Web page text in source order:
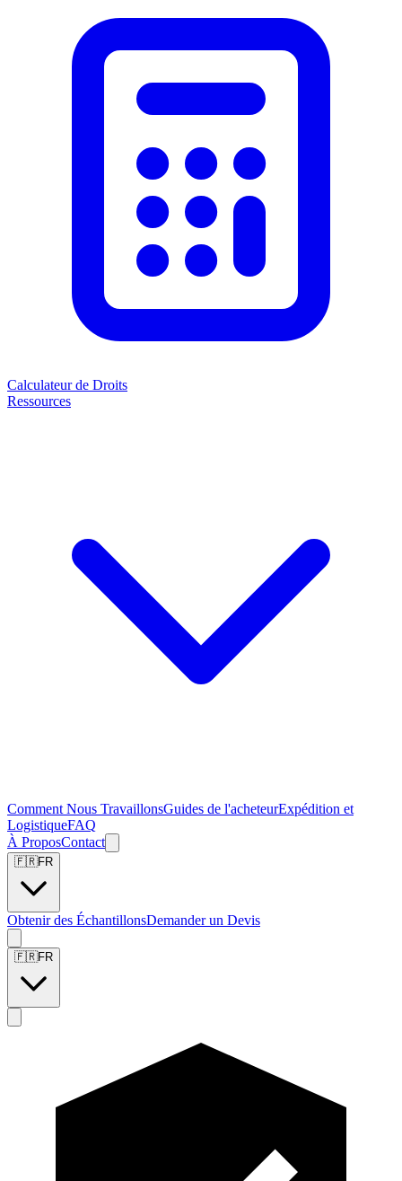
Calculateur de Droits
Ressources
Comment Nous TravaillonsGuides de l'acheteurExpédition et
LogistiqueFAQ
À ProposContact
🇫🇷FR
Obtenir des ÉchantillonsDemander un Devis
🇫🇷FR